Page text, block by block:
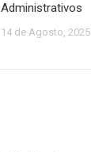
Administrativos
14 de Agosto, 2025